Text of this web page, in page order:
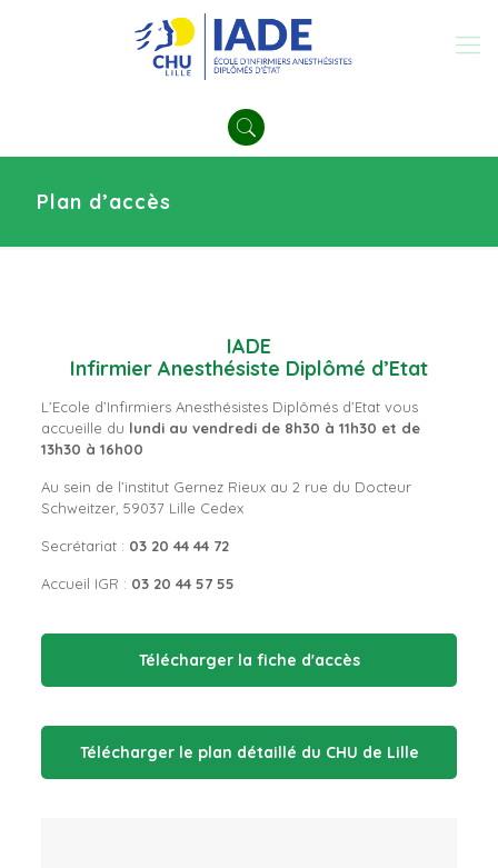
Plan d’accès
IADE
Infirmier Anesthésiste Diplômé d’Etat
L’Ecole d’Infirmiers Anesthésistes Diplômés d’Etat vous
accueille du lundi au vendredi de 8h30 à 11h30 et de
13h30 à 16h00
Au sein de l’institut Gernez Rieux au 2 rue du Docteur
Schweitzer, 59037 Lille Cedex
Secrétariat : 03 20 44 44 72
Accueil IGR : 03 20 44 57 55
Télécharger la fiche d'accès
Télécharger le plan détaillé du CHU de Lille